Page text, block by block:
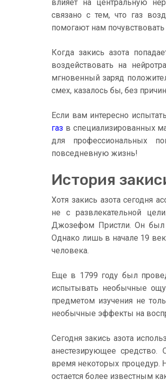
влияет на центральную
связано с тем, что газ
помогают нам
Когда закись азота
воздействовать на
мгновенный заряд
смех, казалось бы, без
Если вам интересно
газ в специализированных
для профессиональных
повседневную жизнь!
История
Хотя закись азота сегодня
не с развлекательной
Джозефом Пристли. Он был
Однако лишь в начале 19
человека.
Еще в 1799 году был
испытывать необычные
предметом изучения не
необычные эффекты на
Сегодня закись азота
анестезирующее средство.
время некоторых процедур.
остается более известным